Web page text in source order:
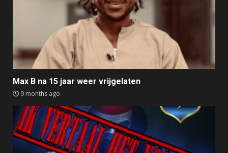
Max B na 15 jaar weer vrijgelaten
9 months ago